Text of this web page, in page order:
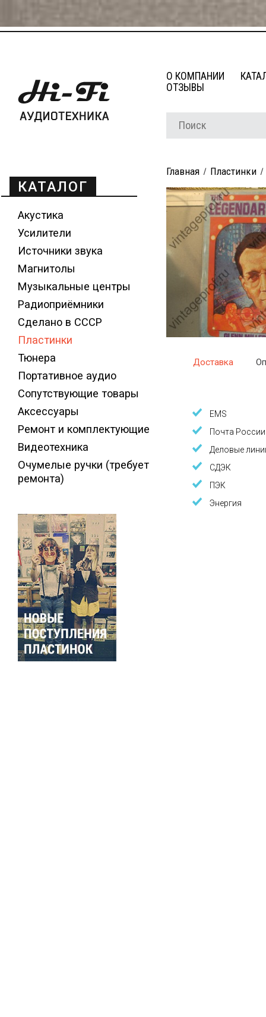
О КОМПАНИИ
ОТЗЫВЫ
КАТАЛОГ
Акустика
Усилители
Источники звука
Магнитолы
Музыкальные центры
Радиоприёмники
Сделано в СССР
Пластинки
Тюнера
Портативное аудио
Сопутствующие товары
Аксессуары
Ремонт и комплектующие
Видеотехника
Очумелые ручки (требует
ремонта)
Главная Пластинки
Доставка
EMS
Почта России
Деловые
СДЭК
ПЭК
Энергия